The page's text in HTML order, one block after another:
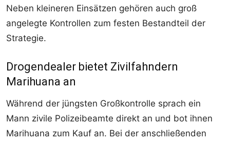
Neben kleineren Einsätzen gehören auch groß
angelegte Kontrollen zum festen Bestandteil der
Strategie.
Drogendealer bietet Zivilfahndern
Marihuana an
Während der jüngsten Großkontrolle sprach ein
Mann zivile Polizeibeamte direkt an und bot ihnen
Marihuana zum Kauf an. Bei der anschließenden